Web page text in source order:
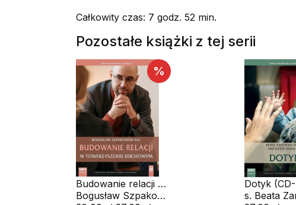
Całkowity czas: 7 godz. 52 min.
Pozostałe książki z tej serii
%
Budowanie relacji w
towarzyszeniu
Bogusław Szpakowski SAC
Dotyk (CD-
audiobook)